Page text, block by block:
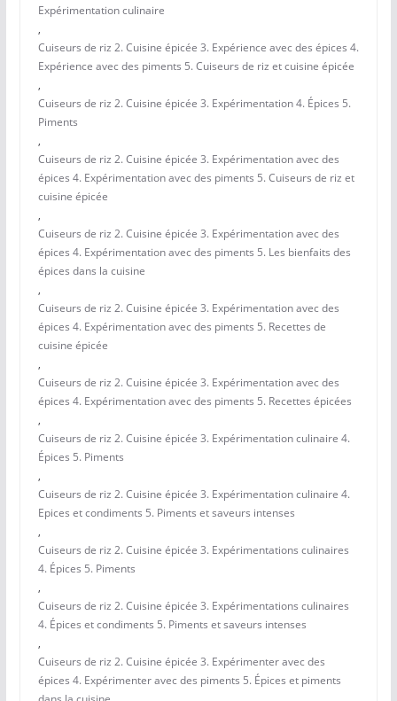
Expérimentation culinaire
,
Cuiseurs de riz 2. Cuisine épicée 3. Expérience avec des épices 4.
Expérience avec des piments 5. Cuiseurs de riz et cuisine épicée
,
Cuiseurs de riz 2. Cuisine épicée 3. Expérimentation 4. Épices 5.
Piments
,
Cuiseurs de riz 2. Cuisine épicée 3. Expérimentation avec des
épices 4. Expérimentation avec des piments 5. Cuiseurs de riz et
cuisine épicée
,
Cuiseurs de riz 2. Cuisine épicée 3. Expérimentation avec des
épices 4. Expérimentation avec des piments 5. Les bienfaits des
épices dans la cuisine
,
Cuiseurs de riz 2. Cuisine épicée 3. Expérimentation avec des
épices 4. Expérimentation avec des piments 5. Recettes de
cuisine épicée
,
Cuiseurs de riz 2. Cuisine épicée 3. Expérimentation avec des
épices 4. Expérimentation avec des piments 5. Recettes épicées
,
Cuiseurs de riz 2. Cuisine épicée 3. Expérimentation culinaire 4.
Épices 5. Piments
,
Cuiseurs de riz 2. Cuisine épicée 3. Expérimentation culinaire 4.
Epices et condiments 5. Piments et saveurs intenses
,
Cuiseurs de riz 2. Cuisine épicée 3. Expérimentations culinaires
4. Épices 5. Piments
,
Cuiseurs de riz 2. Cuisine épicée 3. Expérimentations culinaires
4. Épices et condiments 5. Piments et saveurs intenses
,
Cuiseurs de riz 2. Cuisine épicée 3. Expérimenter avec des
épices 4. Expérimenter avec des piments 5. Épices et piments